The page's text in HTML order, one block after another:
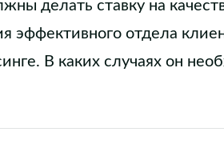
делать ставку на
эффективного отдела
В каких случаях он